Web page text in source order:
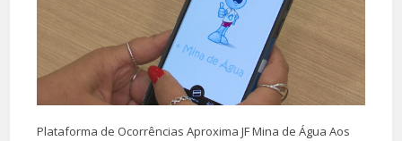
Plataforma de Ocorrências Aproxima JF Mina de Água Aos